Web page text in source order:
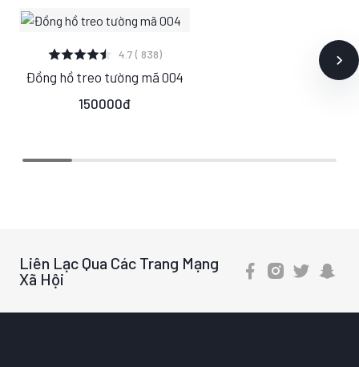
XEM CHI TIẾT
S M L
4.7 ( 838)
Đồng hồ treo tường mã 004
150000đ
Liên Lạc Qua Các Trang Mạng
Xã Hội